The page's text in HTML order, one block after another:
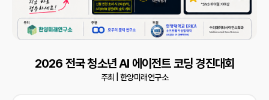
2026 전국 청소년 AI 에이전트 코딩 경진대회
주최 |한양미래연구소